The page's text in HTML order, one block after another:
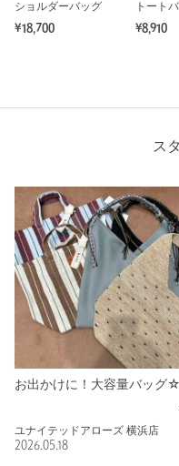
ショルダーバッグ
¥18,700
トート
¥8,910
ス
お出かけに！大容量バッグ☆
ユナイテッドアローズ 横浜店
2026.05.18